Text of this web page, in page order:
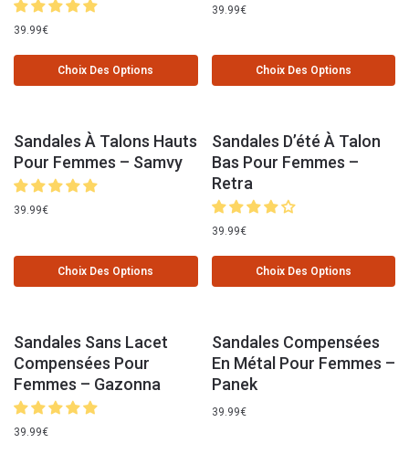
39.99€
Choix Des Options
39.99€
Choix Des Options
Sandales À Talons Hauts
Pour Femmes – Samvy
39.99€
Choix Des Options
Sandales D’été À Talon
Bas Pour Femmes –
Retra
39.99€
Choix Des Options
Sandales Sans Lacet
Compensées Pour
Femmes – Gazonna
39.99€
Sandales Compensées
En Métal Pour Femmes –
Panek
39.99€